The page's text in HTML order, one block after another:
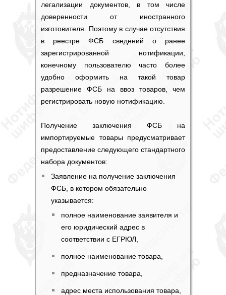
легализации документов, в том числе
доверенности от иностранного
изготовителя. Поэтому в случае отсутствия
в реестре ФСБ сведений о ранее
зарегистрированной нотификации,
конечному пользователю часто более
удобно оформить на такой товар
разрешение ФСБ на ввоз товаров , чем
регистрировать новую нотификацию.
Получение заключения ФСБ на
импортируемые товары предусматривает
предоставление следующего стандартного
набора документов:
Заявление на получение заключения
ФСБ , в котором обязательно
указывается:
полное наименование заявителя и
его юридический адрес в
соответствии с ЕГРЮЛ,
полное наименование товара,
предназначение товара,
адрес места использования товара,